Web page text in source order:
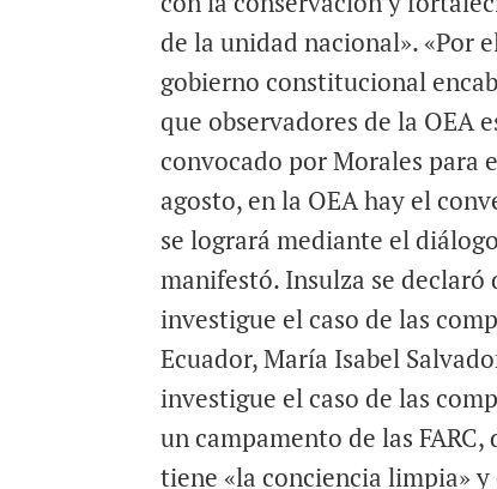
de la unidad nacional». «Por
gobierno constitucional
que observadores de la OEA
convocado por Morales para
agosto, en la OEA hay el
se logrará mediante el
manifestó. Insulza se
investigue el caso de las
Ecuador, María Isabel
investigue el caso de las
un campamento de las
tiene «la conciencia limpia»